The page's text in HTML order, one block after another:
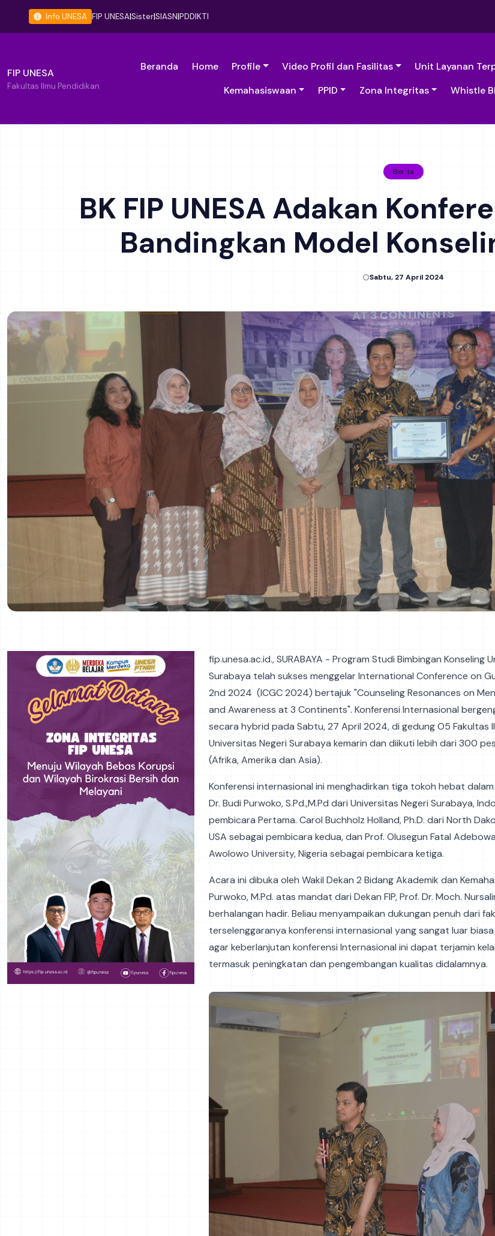
Info UNESA FIP UNESA|Sister|SIASN|PDDIKTI
FIP UNESA
Fakultas Ilmu Pendidikan
Beranda Home Profile Video Profil dan Fasilitas Unit Layanan
Kemahasiswaan
PPID Zona Integritas Whistle
Berita
BK FIP UNESA Adakan
Bandingkan Model
Sabtu, 27 April 2024
fip.unesa.ac.id., SURABAYA - Program Studi Bimbingan Konseling
Surabaya telah sukses menggelar International Conference on
2nd 2024 (ICGC 2024) bertajuk "Counseling Resonances on
and Awareness at 3 Continents". Konferensi Internasional
secara hybrid pada Sabtu, 27 April 2024, di gedung O5 Fakultas
Universitas Negeri Surabaya kemarin dan diikuti lebih dari 300
(Afrika, Amerika dan Asia).
Konferensi internasional ini menghadirkan tiga tokoh hebat
Dr. Budi Purwoko, S.Pd.,M.Pd dari Universitas Negeri Surabaya,
pembicara Pertama. Carol Buchholz Holland, Ph.D. dari North
USA sebagai pembicara kedua, dan Prof. Olusegun Fatal
Awolowo University, Nigeria sebagai pembicara ketiga.
Acara ini dibuka oleh Wakil Dekan 2 Bidang Akademik dan
Purwoko, M.Pd. atas mandat dari Dekan FIP, Prof. Dr. Moch.
berhalangan hadir. Beliau menyampaikan dukungan penuh dari
terselenggaranya konferensi internasional yang sangat luar biasa
agar keberlanjutan konferensi Internasional ini dapat terjamin
termasuk peningkatan dan pengembangan kualitas didalamnya.